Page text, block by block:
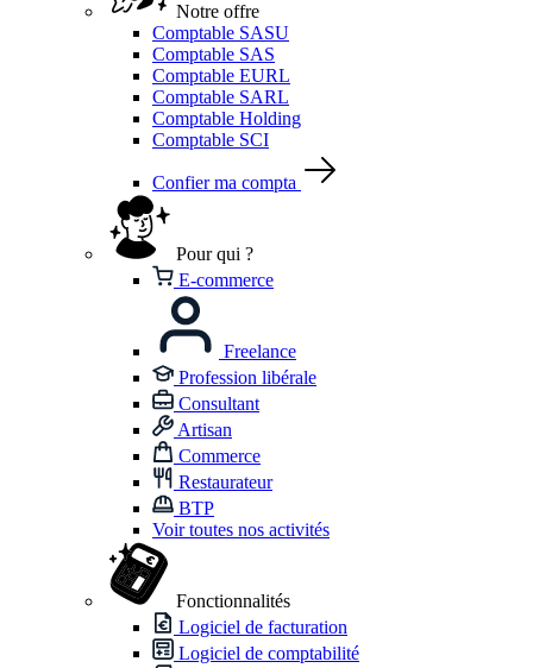
Notre offre
Comptable SASU
Comptable SAS
Comptable EURL
Comptable SARL
Comptable Holding
Comptable SCI
Confier ma compta
Pour qui ?
E-commerce
Freelance
Profession libérale
Consultant
Artisan
Commerce
Restaurateur
BTP
Voir toutes nos activités
Fonctionnalités
Logiciel de facturation
Logiciel de comptabilité